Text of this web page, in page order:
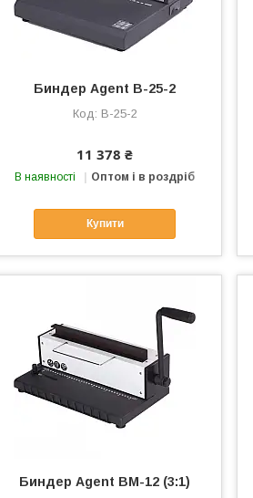
Биндер Agent B-25-2
B-25-2
11 378 ₴
В наявності Оптом і в роздріб
Купити
Биндер Agent BM-12 (3:1)